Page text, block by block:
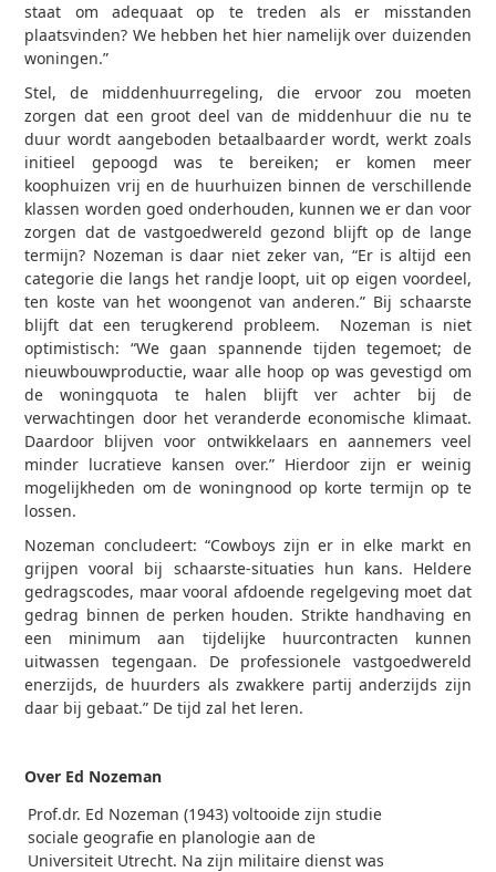
staat om adequaat op te treden als er misstanden
plaatsvinden? We hebben het hier namelijk over duizenden
woningen.”
Stel, de middenhuurregeling, die ervoor zou moeten
zorgen dat een groot deel van de middenhuur die nu te
duur wordt aangeboden betaalbaarder wordt, werkt zoals
initieel gepoogd was te bereiken; er komen meer
koophuizen vrij en de huurhuizen binnen de verschillende
klassen worden goed onderhouden, kunnen we er dan voor
zorgen dat de vastgoedwereld gezond blijft op de lange
termijn? Nozeman is daar niet zeker van, “Er is altijd een
categorie die langs het randje loopt, uit op eigen voordeel,
ten koste van het woongenot van anderen.” Bij schaarste
blijft dat een terugkerend probleem. Nozeman is niet
optimistisch: “We gaan spannende tijden tegemoet; de
nieuwbouwproductie, waar alle hoop op was gevestigd om
de woningquota te halen blijft ver achter bij de
verwachtingen door het veranderde economische klimaat.
Daardoor blijven voor ontwikkelaars en aannemers veel
minder lucratieve kansen over.” Hierdoor zijn er weinig
mogelijkheden om de woningnood op korte termijn op te
lossen.
Nozeman concludeert: “Cowboys zijn er in elke markt en
grijpen vooral bij schaarste-situaties hun kans. Heldere
gedragscodes, maar vooral afdoende regelgeving moet dat
gedrag binnen de perken houden. Strikte handhaving en
een minimum aan tijdelijke huurcontracten kunnen
uitwassen tegengaan. De professionele vastgoedwereld
enerzijds, de huurders als zwakkere partij anderzijds zijn
daar bij gebaat.” De tijd zal het leren.
Over Ed Nozeman
Prof.dr. Ed Nozeman (1943) voltooide zijn studie
sociale geografie en planologie aan de
Universiteit Utrecht. Nazijn militaire dienst was